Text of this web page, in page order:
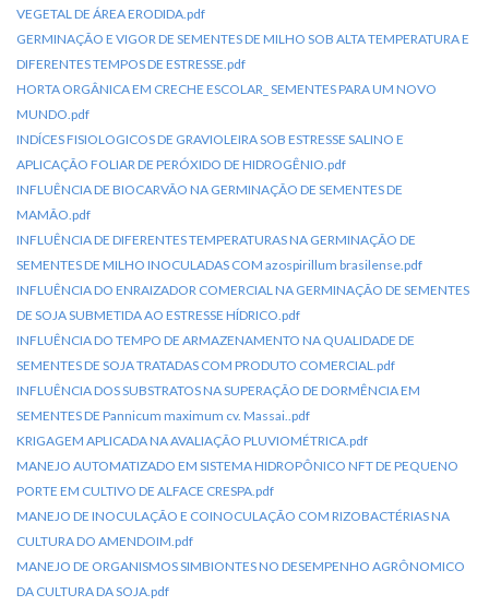
VEGETAL DE ÁREA ERODIDA.pdf
GERMINAÇÃO E VIGOR DE SEMENTES DE MILHO SOB ALTA TEMPERATURA E
DIFERENTES TEMPOS DE ESTRESSE.pdf
HORTA ORGÂNICA EM CRECHE ESCOLAR_ SEMENTES PARA UM NOVO
MUNDO.pdf
INDÍCES FISIOLOGICOS DE GRAVIOLEIRA SOB ESTRESSE SALINO E
APLICAÇÃO FOLIAR DE PERÓXIDO DE HIDROGÊNIO.pdf
INFLUÊNCIA DE BIOCARVÃO NA GERMINAÇÃO DE SEMENTES DE
MAMÃO.pdf
INFLUÊNCIA DE DIFERENTES TEMPERATURAS NA GERMINAÇÃO DE
SEMENTES DE MILHO INOCULADAS COM azospirillum brasilense.pdf
INFLUÊNCIA DO ENRAIZADOR COMERCIAL NA GERMINAÇÃO DE SEMENTES
DE SOJA SUBMETIDA AO ESTRESSE HÍDRICO.pdf
INFLUÊNCIA DO TEMPO DE ARMAZENAMENTO NA QUALIDADE DE
SEMENTES DE SOJA TRATADAS COM PRODUTO COMERCIAL.pdf
INFLUÊNCIA DOS SUBSTRATOS NA SUPERAÇÃO DE DORMÊNCIA EM
SEMENTES DE Pannicum maximum cv. Massai..pdf
KRIGAGEM APLICADA NA AVALIAÇÃO PLUVIOMÉTRICA.pdf
MANEJO AUTOMATIZADO EM SISTEMA HIDROPÔNICO NFT DE PEQUENO
PORTE EM CULTIVO DE ALFACE CRESPA.pdf
MANEJO DE INOCULAÇÃO E COINOCULAÇÃO COM RIZOBACTÉRIAS NA
CULTURA DO AMENDOIM.pdf
MANEJO DE ORGANISMOS SIMBIONTES NO DESEMPENHO AGRÔNOMICO
DA CULTURA DA SOJA.pdf